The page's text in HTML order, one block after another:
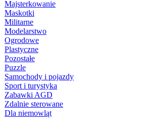
Majsterkowanie
Maskotki
Militarne
Modelarstwo
Ogrodowe
Plastyczne
Pozostałe
Puzzle
Samochody i pojazdy
Sport i turystyka
Zabawki AGD
Zdalnie sterowane
Dla niemowląt